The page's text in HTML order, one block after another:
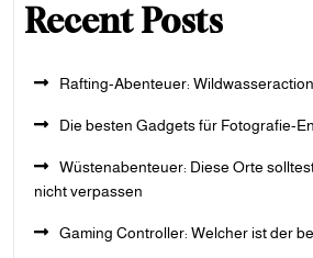
Recent Posts
Rafting-Abenteuer:
Die besten Gadgets für Fotografie-
Wüstenabenteuer: Diese Orte
nicht verpassen
Gaming Controller: Welcher ist der